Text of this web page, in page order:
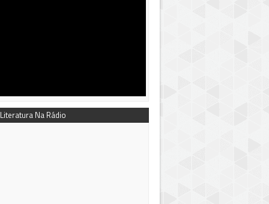
Na Rádio